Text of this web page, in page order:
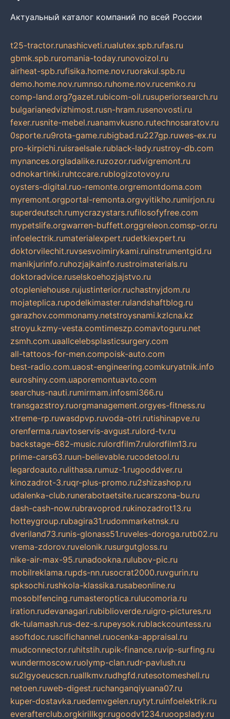
Актуальный каталог компаний по всей России
t25-tractor.runashicveti.rualutex.spb.rufas.ru
gbmk.spb.ruromania-today.runovoizol.ru
airheat-spb.rufisika.home.nov.ruorakul.spb.ru
demo.home.nov.rumnso.ruhome.nov.rucemko.ru
comp-land.org7gazet.rubicom-oil.rusuperiorsearch.ru
bulgarianedvizhimost.rusn-hram.rusenovosti.ru
fexer.rusnite-mebel.ruanamvkusno.rutechnosaratov.ru
0sporte.ru9rota-game.rubigbad.ru227gp.ruwes-ex.ru
pro-kirpichi.ruisraelsale.rublack-lady.rustroy-db.com
mynances.orgladalike.ruzozor.rudvigremont.ru
odnokartinki.ruhtccare.rublogizotovoy.ru
oysters-digital.ruo-remonte.orgremontdoma.com
myremont.orgportal-remonta.orgvyitikho.rumirjon.ru
superdeutsch.rumycrazystars.rufilosofyfree.com
mypetslife.orgwarren-buffett.orggreleon.comsp-or.ru
infoelectrik.rumaterialexpert.rudetkiexpert.ru
doktorvilechit.ruvsesvoimirykami.ruinstrumentgid.ru
manikjurinfo.ruhozjajkainfo.rustroimaterials.ru
doktoradvice.ruselskoehozjajstvo.ru
otopleniehouse.rujustinterior.ruchastnyjdom.ru
mojateplica.rupodelkimaster.rulandshaftblog.ru
garazhov.commonamy.netstroysnami.kzlcna.kz
stroyu.kzmy-vesta.comtimeszp.comavtoguru.net
zsmh.com.uaallcelebsplasticsurgery.com
all-tattoos-for-men.compoisk-auto.com
best-radio.com.uaost-engineering.comkuryatnik.info
euroshiny.com.uaporemontuavto.com
searchus-nauti.rumirmam.infosmi366.ru
transgazstroy.ruorgmanagement.orgyes-fitness.ru
xtreme-rp.ruwasdpvp.ruvoda-otri.rutishinapve.ru
orenferma.ruavtoservis-avgust.rulord-tv.ru
backstage-682-music.rulordfilm7.rulordfilm13.ru
prime-cars63.ruun-believable.rucodetool.ru
legardoauto.rulithasa.rumuz-1.rugooddver.ru
kinozadrot-3.ruqr-plus-promo.ru2shizashop.ru
udalenka-club.runerabotaetsite.rucarszona-bu.ru
dash-cash-now.rubravoprod.rukinozadrot13.ru
hotteygroup.rubagira31.rudommarketnsk.ru
dveriland73.runis-glonass51.ruveles-doroga.rutb02.ru
vrema-zdorov.ruvelonik.rusurgutgloss.ru
nike-air-max-95.runadookna.rulubov-pic.ru
mobilreklama.rupds-nn.rusocrat2000.ruvgurin.ru
spksochi.rushkola-klassika.rusabeonline.ru
mosoblfencing.rumasteroptica.rulucomoria.ru
iration.rudevanagari.rubiblioverde.ruigro-pictures.ru
dk-tulamash.rus-dez-s.rupeysok.rublackcountess.ru
asoftdoc.ruscifichannel.ruocenka-appraisal.ru
mudconnector.ruhitstih.rupik-finance.ruvip-surfing.ru
wundermoscow.ruolymp-clan.rudr-pavlush.ru
su2lgyoeucscn.ruallkmv.rudhgfd.rutesotomeshell.ru
netoen.ruweb-digest.ruchanganqiyuana07.ru
kuper-dostavka.ruedemvgelen.ruytyt.ruinfoelektrik.ru
everafterclub.orgkirillkgr.rugoodv1234.ruoopslady.ru